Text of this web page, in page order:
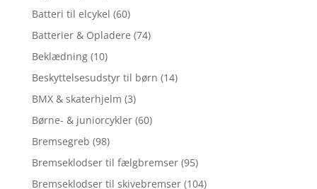
Batteri til elcykel (60)
Batterier & Opladere (74)
Beklædning (10)
Beskyttelsesudstyr til børn (14)
BMX & skaterhjelm (3)
Børne- & juniorcykler (60)
Bremsegreb (98)
Bremseklodser til fælgbremser (95)
Bremseklodser til skivebremser (104)